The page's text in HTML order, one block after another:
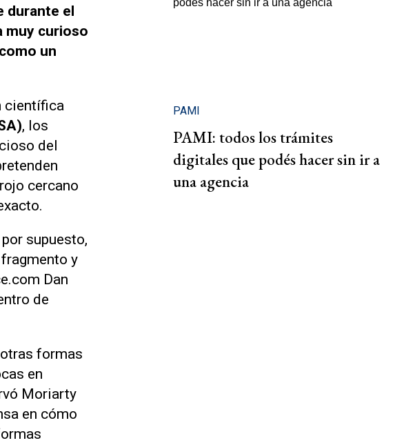
durante el
muy curioso
un
científica
, los
del
cercano
por supuesto,
y
Dan
de
formas
en
Moriarty
en cómo
PAMI
PAMI: todos los trámites
digitales que podés hacer sin ir a
una agencia